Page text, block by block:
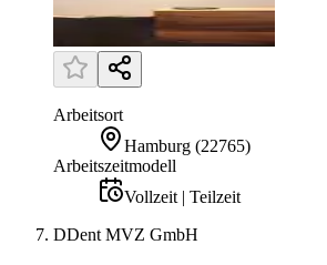
Arbeitsort
Hamburg (22765)
Arbeitszeitmodell
Vollzeit | Teilzeit
DDent MVZ GmbH